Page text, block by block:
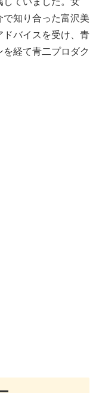
知り合った富沢美
ドバイスを受け、青
経て青二プロダク